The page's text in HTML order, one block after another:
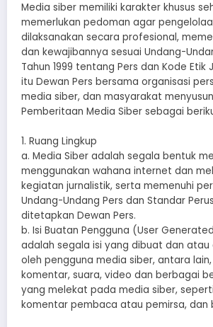
Media siber memiliki karakter khusus
memerlukan pedoman agar
dilaksanakan secara profesional,
dan kewajibannya sesuai Undang-
Tahun 1999 tentang Pers dan Kode Etik
itu Dewan Pers bersama organisasi
media siber, dan masyarakat
Pemberitaan Media Siber sebagai
1. Ruang Lingkup
a. Media Siber adalah segala bentuk
menggunakan wahana internet dan
kegiatan jurnalistik, serta memenuhi
Undang-Undang Pers dan Standar
ditetapkan Dewan Pers.
b. Isi Buatan Pengguna (User
adalah segala isi yang dibuat dan atau
oleh pengguna media siber, antara
komentar, suara, video dan berbagai
yang melekat pada media siber,
komentar pembaca atau pemirsa, dan